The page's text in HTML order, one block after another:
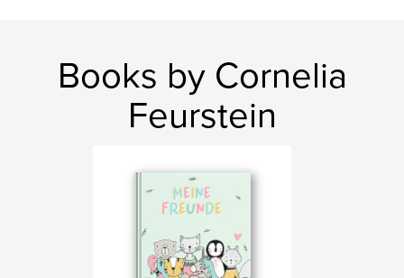
Books by Cornelia
Feurstein